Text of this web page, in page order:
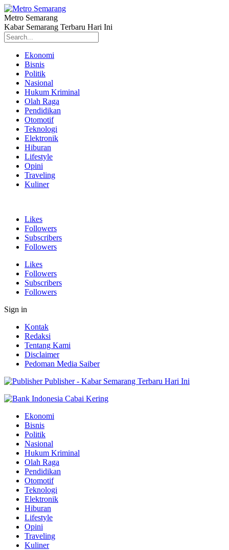
Metro Semarang
Kabar Semarang Terbaru Hari Ini
Ekonomi
Bisnis
Politik
Nasional
Hukum Kriminal
Olah Raga
Pendidikan
Otomotif
Teknologi
Elektronik
Hiburan
Lifestyle
Opini
Traveling
Kuliner
Likes
Followers
Subscribers
Followers
Likes
Followers
Subscribers
Followers
Sign in
Kontak
Redaksi
Tentang Kami
Disclaimer
Pedoman Media Saiber
Publisher - Kabar Semarang Terbaru Hari Ini
Ekonomi
Bisnis
Politik
Nasional
Hukum Kriminal
Olah Raga
Pendidikan
Otomotif
Teknologi
Elektronik
Hiburan
Lifestyle
Opini
Traveling
Kuliner